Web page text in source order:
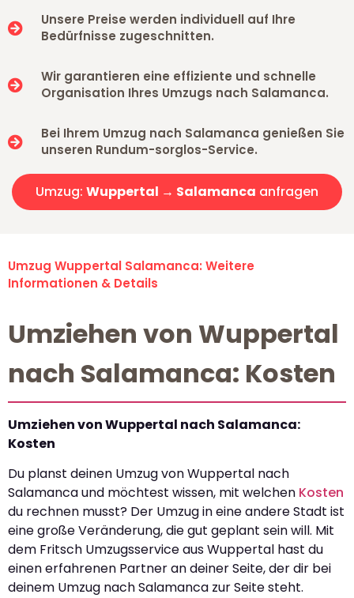
Unsere Preise werden individuell auf Ihre
Bedürfnisse zugeschnitten.
Wir garantieren eine effiziente und schnelle
Organisation Ihres Umzugs nach Salamanca.
Bei Ihrem Umzug nach Salamanca genießen Sie
unseren Rundum-sorglos-Service.
Umzug: Wuppertal → Salamanca anfragen
Umzug Wuppertal Salamanca: Weitere
Informationen & Details
Umziehen von Wuppertal
nach Salamanca: Kosten
Umziehen von Wuppertal nach Salamanca:
Kosten
Du planst deinen Umzug von Wuppertal nach
Salamanca und möchtest wissen, mit welchen Kosten
du rechnen musst? Der Umzug in eine andere Stadt ist
eine große Veränderung, die gut geplant sein will. Mit
dem Fritsch Umzugsservice aus Wuppertal hast du
einen erfahrenen Partner an deiner Seite, der dir bei
deinem Umzug nach Salamanca zur Seite steht.